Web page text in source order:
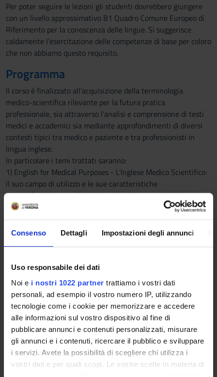
Consenso Dettagli Impostazioni degli annunci
Uso responsabile dei dati
Noi e i nostri 1022 partner trattiamo i vostri dati
personali, ad esempio il vostro numero IP, utilizzando
tecnologie come i cookie per memorizzare e accedere
alle informazioni sul vostro dispositivo al fine di
pubblicare annunci e contenuti personalizzati, misurare
gli annunci e i contenuti, ricercare il pubblico e sviluppare
i servizi. Avete la possibilità di scegliere chi utilizza i
vostri dati e per quali scopi. Le vostre scelte in materia di
Per poter seguire le lezioni gli studenti dovrebbero giungere
con un livello approssimativo B1 Quadro Comune Europeo di
Riferimento per la conoscenza delle lingue. Si suggerisce
caldamente l'esercitazione delle competenze di base per coloro
che non abbiamo questo requisito.
Programma
Il corso è finalizzato all'acquisizione della terminologia
medico-scientifica rilevante per la futura pratica
professionale, sia attraverso l'analisi e comprensione di testi
medici e accademici sia mediante approfondimenti di diversi
contesti tipici tra medico e paziente e tra professionisti in
lingua inglese.
In particolare i temi trattati saranno:
1) English for Medical Purposes - L'Inglese Medico Scientifico:
il suo campo di utilizzo e le sue caratteristiche
2) Il professionista nell'ambito sanitario, come si relazionano,
il sistema sanitario e l'Ospedale
3) Comunicare con i pazienti
4) Anatomia e Fisiologia del Corso Umano e la sua
5) Screening e la Diagnostica per Immagini
7) La ricerca scientifica: introduzione alla struttura di un
articolo scientifico, i suoi fini e caratteristiche del linguaggio.
8) Approfondimento sul Vocabolario Medico, Analisi di Testi
Scientifici
Le lezioni consisteranno in spiegazioni riguardo l‘argomento,
nonché in brevi esercitazioni svolte in classe con eventuali
chiarimenti e approfondimenti per consolidare le nozioni
apprese. Saranno fornite integrazioni con attività online